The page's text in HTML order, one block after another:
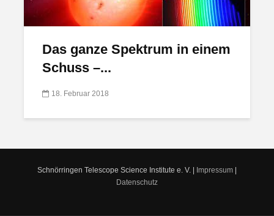
Das ganze Spektrum in einem
Schuss –...
18. Februar 2018
Schnörringen Telescope Science Institute e. V. | Impressum
Datenschutz